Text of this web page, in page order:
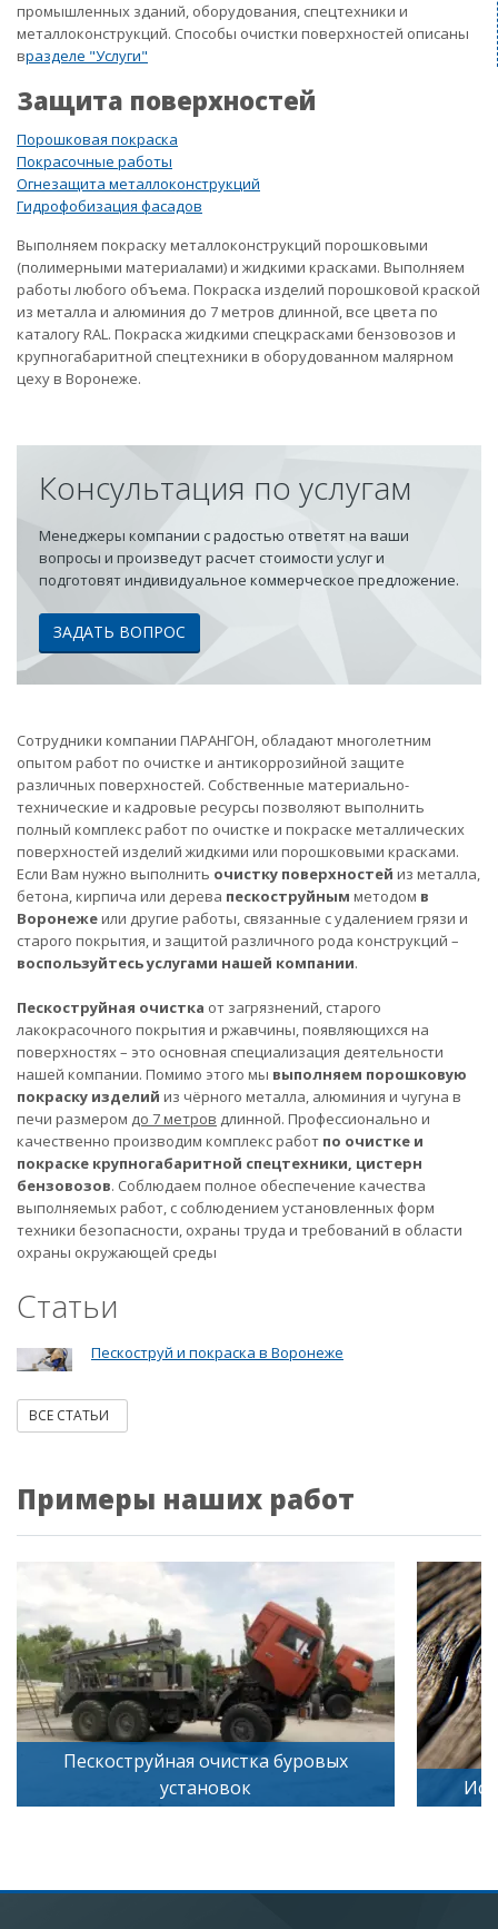
промышленных зданий, оборудования, спецтехники и
металлоконструкций. Способы очистки поверхностей описаны
вразделе "Услуги"
Защита поверхностей
Порошковая покраска
Покрасочные работы
Огнезащита металлоконструкций
Гидрофобизация фасадов
Выполняем покраску металлоконструкций порошковыми
(полимерными материалами) и жидкими красками. Выполняем
работы любого объема. Покраска изделий порошковой краской
из металла и алюминия до 7 метров длинной, все цвета по
каталогу RAL. Покраска жидкими спецкрасками бензовозов и
крупногабаритной спецтехники в оборудованном малярном
цеху в Воронеже.
Консультация по услугам
Менеджеры компании с радостью ответят на ваши
вопросы и произведут расчет стоимости услуг и
подготовят индивидуальное коммерческое предложение.
ЗАДАТЬ ВОПРОС
Сотрудники компании ПАРАНГОН, обладают многолетним
опытом работ по очистке и антикоррозийной защите
различных поверхностей. Собственные материально-
технические и кадровые ресурсы позволяют выполнить
полный комплекс работ по очистке и покраске металлических
поверхностей изделий жидкими или порошковыми красками.
Если Вам нужно выполнить очистку поверхностей из металла,
бетона, кирпича или дерева пескоструйным методом в
Воронежеили другие работы, связанные с удалением грязи и
старого покрытия, и защитой различного рода конструкций –
воспользуйтесь услугами нашей компании.
Пескоструйная очистка от загрязнений, старого
лакокрасочного покрытия и ржавчины, появляющихся на
поверхностях – это основная специализация деятельности
нашей компании. Помимо этого мы выполняем порошковую
покраску изделий из чёрного металла, алюминия и чугуна в
печи размером до 7 метров длинной. Профессионально и
качественно производим комплекс работ по очистке и
покраске крупногабаритной спецтехники, цистерн
бензовозов. Соблюдаем полное обеспечение качества
выполняемых работ, с соблюдением установленных форм
техники безопасности, охраны труда и требований в области
охраны окружающей среды
Статьи
Пескоструй и покраска в Воронеже
ВСЕ СТАТЬИ
Примеры наших работ
очистка буровых
Искусственное